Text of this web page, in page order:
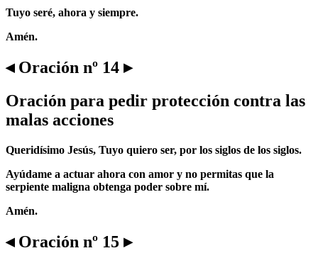
Tuyo seré, ahora y siempre.
Amén.
◂ Oración nº 14 ▸
Oración para pedir protección contra las
malas acciones
Queridísimo Jesús, Tuyo quiero ser, por los siglos de los siglos.
Ayúdame a actuar ahora con amor y no permitas que la
serpiente maligna obtenga poder sobre mí.
Amén.
◂ Oración nº 15 ▸